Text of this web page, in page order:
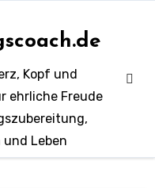
Kopf und
ehrliche Freude
und Leben